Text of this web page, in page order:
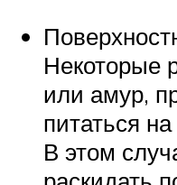
Некоторые
или амур,
питаться
В этом